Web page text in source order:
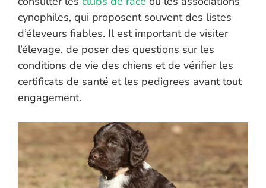
cynophiles, qui proposent souvent des listes
d’éleveurs fiables. Il est important de visiter
l’élevage, de poser des questions sur les
conditions de vie des chiens et de vérifier les
certificats de santé et les pedigrees avant tout
engagement.